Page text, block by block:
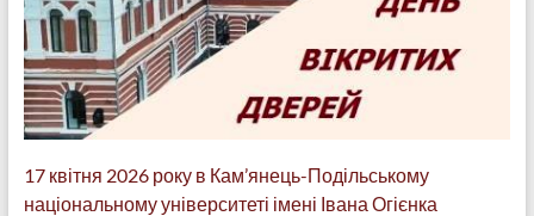
17 квітня 2026 року в Кам’янець-Подільському
національному університеті імені Івана Огієнка